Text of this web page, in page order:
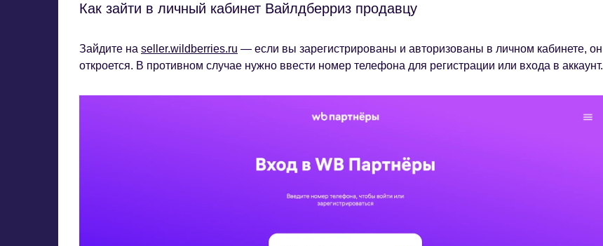
Как зайти в личный кабинет Вайлдберриз продавцу
Зайдите на seller.wildberries.ru — если вы зарегистрированы и авторизованы в личном кабинете, он
откроется. В противном случае нужно ввести номер телефона для регистрации или входа в аккаунт.